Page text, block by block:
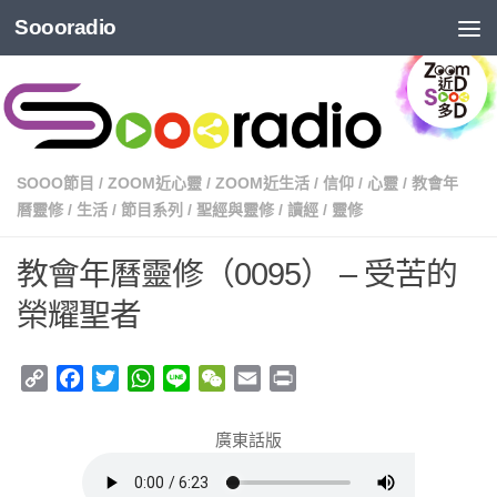
Soooradio
SOOO節目 / ZOOM近心靈 / ZOOM近生活 / 信仰 / 心靈 / 教會年
曆靈修 / 生活 / 節目系列 / 聖經與靈修 / 讀經 / 靈修
教會年曆靈修（0095） – 受苦的
榮耀聖者
Copy
Facebook
TwitterWhatsApp
Line WeChat
Email
廣東話版